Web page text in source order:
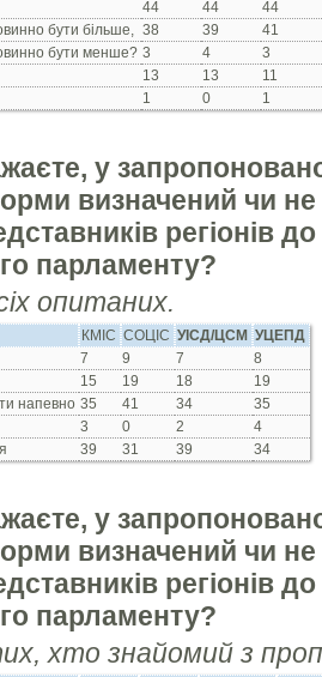
44 44
44
бути більше, 38 39
41
бути менше? 3 4
3
13 13
11
1 0 1
у
визначений чи
регіонів
парламенту?
опитаних.
КМІС СОЦІС УІСД/ЦСМ
УЦЕПД
7 9 7
8
15 19 18
19
напевно 35 41 34
35
3 0 2
4
39 31 39 34
у
визначений чи
регіонів
парламенту?
хто знайомий з